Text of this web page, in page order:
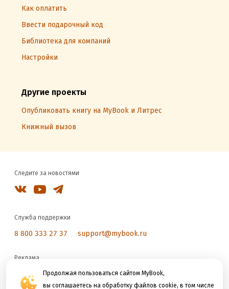
Продолжая пользоваться сайтом MyBook,
вы соглашаетесь на обработку файлов cookie, в том числе
Как оплатить
Ввести подарочный код
Библиотека для компаний
Настройки
Другие проекты
Опубликовать книгу на MyBook и Литрес
Книжный вызов
Следите за новостями
Служба поддержки
8 800 333 27 37 support@mybook.ru
Реклама
reklama@litres.ru